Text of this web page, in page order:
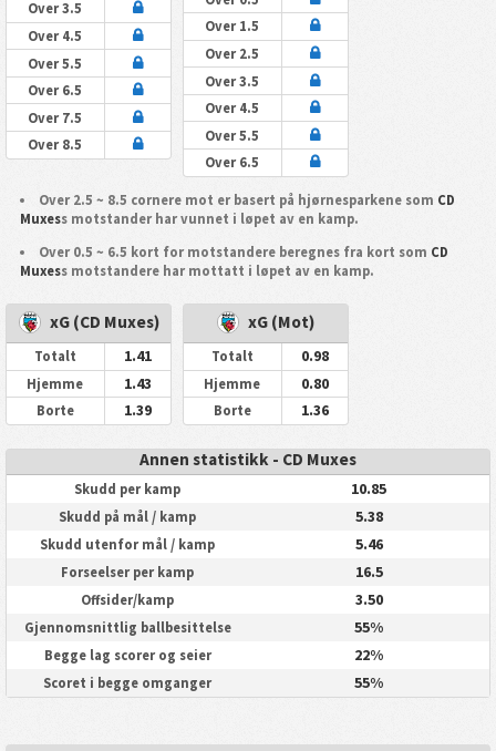
Over 3.5
Over 4.5
Over 5.5
Over 6.5
Over 7.5
Over 8.5
Over 1.5
Over 2.5
Over 3.5
Over 4.5
Over 5.5
Over 6.5
Over 2.5 ~ 8.5 cornere mot er basert på hjørnesparkene som CD
Muxess motstander har vunnet i løpet av en kamp.
Over 0.5 ~ 6.5 kort for motstandere beregnes fra kort som CD
Muxess motstandere har mottatt i løpet av en kamp.
xG (CD Muxes)
Totalt 1.41
Hjemme 1.43
Borte 1.39
xG (Mot)
Totalt 0.98
Hjemme 0.80
Borte 1.36
Annen statistikk - CD Muxes
Skudd per kamp 10.85
Skudd på mål / kamp 5.38
Skudd utenfor mål / kamp 5.46
Forseelser per kamp 16.5
Offsider/kamp 3.50
Gjennomsnittlig ballbesittelse 55%
Begge lag scorer og seier 22%
Scoret i begge omganger 55%